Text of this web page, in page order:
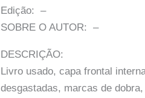
Edição: –
SOBRE O AUTOR: –
DESCRIÇÃO:
Livro usado, capa frontal
desgastadas, marcas de